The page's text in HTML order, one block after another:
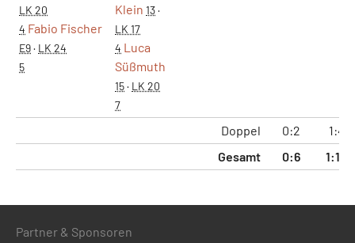
LK 20
4 Fabio Fischer
E9· LK 24
5
Klein 13·
LK 17
4 Luca
Süßmuth
15· LK 20
7
Doppel 0:2
1:4
Gesamt
0:6 1:12
Partner & Sponsoren